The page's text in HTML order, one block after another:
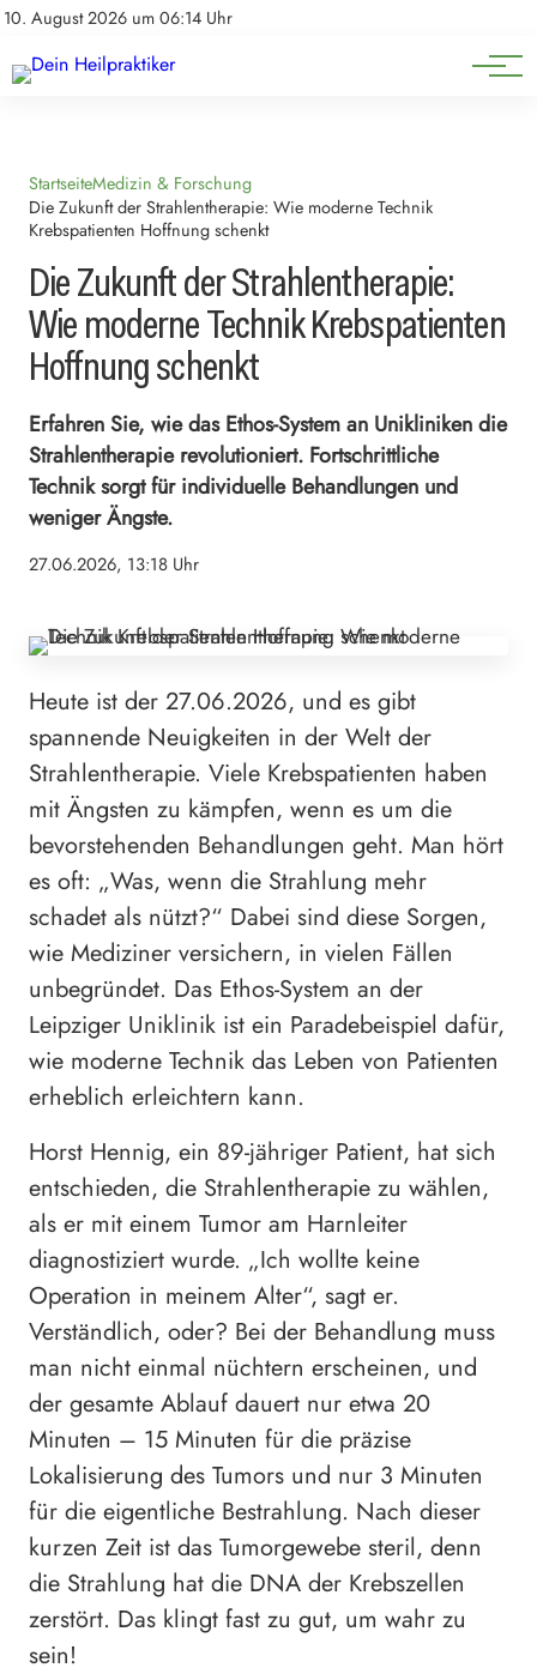
10. August 2026 um 06:14 Uhr
Impressum
Natürliche Medizin
Heilpflanzen & Kräuterkunde
StartseiteMedizin & Forschung
Die Zukunft der Strahlentherapie: Wie moderne Technik
Krebspatienten Hoffnung schenkt
Die Zukunft der Strahlentherapie:
Wie moderne Technik Krebspatienten
Hoffnung schenkt
Erfahren Sie, wie das Ethos-System an Unikliniken die
Strahlentherapie revolutioniert. Fortschrittliche
Technik sorgt für individuelle Behandlungen und
weniger Ängste.
27.06.2026, 13:18 Uhr
Heute ist der 27.06.2026, und es gibt
spannende Neuigkeiten in der Welt der
Strahlentherapie. Viele Krebspatienten haben
mit Ängsten zu kämpfen, wenn es um die
bevorstehenden Behandlungen geht. Man hört
es oft: „Was, wenn die Strahlung mehr
schadet als nützt?“ Dabei sind diese Sorgen,
wie Mediziner versichern, in vielen Fällen
unbegründet. Das Ethos-System an der
Leipziger Uniklinik ist ein Paradebeispiel dafür,
wie moderne Technik das Leben von Patienten
erheblich erleichtern kann.
Horst Hennig, ein 89-jähriger Patient, hat sich
entschieden, die Strahlentherapie zu wählen,
als er mit einem Tumor am Harnleiter
diagnostiziert wurde. „Ich wollte keine
Operation in meinem Alter“, sagt er.
Verständlich, oder? Bei der Behandlung muss
man nicht einmal nüchtern erscheinen, und
der gesamte Ablauf dauert nur etwa 20
Minuten – 15 Minuten für die präzise
Lokalisierung des Tumors und nur 3 Minuten
für die eigentliche Bestrahlung. Nach dieser
kurzen Zeit ist das Tumorgewebe steril, denn
die Strahlung hat die DNA der Krebszellen
zerstört. Das klingt fast zu gut, um wahr zu
sein!